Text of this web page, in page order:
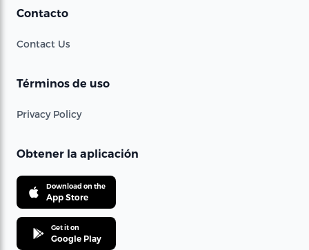
Contacto
Contact Us
Términos de uso
Privacy Policy
Obtener la aplicación
Download on the
App Store
Get it on
Google Play